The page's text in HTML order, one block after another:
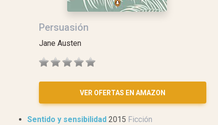
Persuasión
Jane Austen
VER OFERTAS EN AMAZON
Sentido y sensibilidad 2015 Ficción